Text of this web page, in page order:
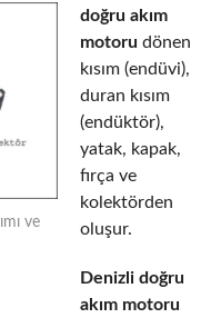
ve
doğru akım
motoru dönen
kısım (endüvi),
duran kısım
(endüktör),
yatak, kapak,
fırça ve
kolektörden
oluşur.
Denizli doğru
akım motoru